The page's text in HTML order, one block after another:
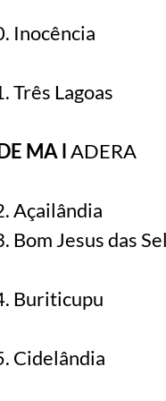
Inocência
Três Lagoas
MA lADERA
Açailândia
Bom Jesus das
Buriticupu
Cidelândia